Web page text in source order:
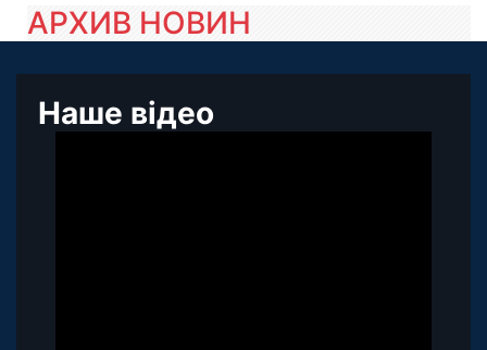
АРХИВ НОВИН
Наше відео